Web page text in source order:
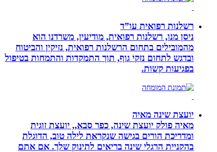
רשלנות רפואית עו”ד
ניסן מנו, רשלנות רפואית, מודיעין, משרדנו הוא
מהמובילים בתחום הרשלנות רפואית, נזיקין והביטוח
ובדגש לתחום נזקי גוף, תוך התמקדות והתמחות בטיפול
בפגיעות קשות.
יועצת שינה מאיה
מאיה פולק יועצת שינה, כפר סבא,, יועצת זוגית
ומדריכת הורים בגישה שנקראת לילה טוב, הדוגלת
בהקניית הרגלי שינה בריאים לתינוק שלך. אם אתם